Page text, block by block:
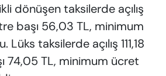
dönüşen taksilerde açılış
başı 56,03 TL, minimum
taksilerde açılış 111,18
74,05 TL, minimum ücret